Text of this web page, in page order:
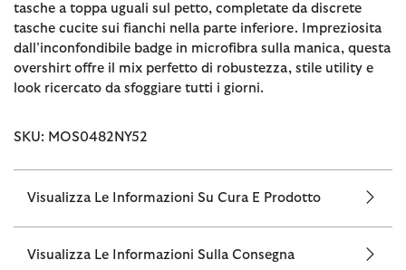
tasche a toppa uguali sul petto, completate da discrete
tasche cucite sui fianchi nella parte inferiore. Impreziosita
dall’inconfondibile badge in microfibra sulla manica, questa
overshirt offre il mix perfetto di robustezza, stile utility e
look ricercato da sfoggiare tutti i giorni.
SKU: MOS0482NY52
Visualizza Le Informazioni Su Cura E Prodotto
Visualizza Le Informazioni Sulla Consegna